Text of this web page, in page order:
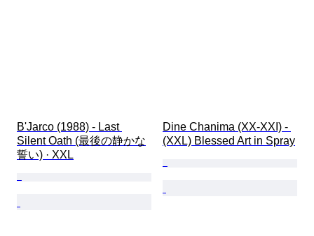
B'Jarco (1988) - Last
Silent Oath (最後の静かな
誓い) · XXL
Dine Chanima (XX-XXI) -
(XXL) Blessed Art in Spray